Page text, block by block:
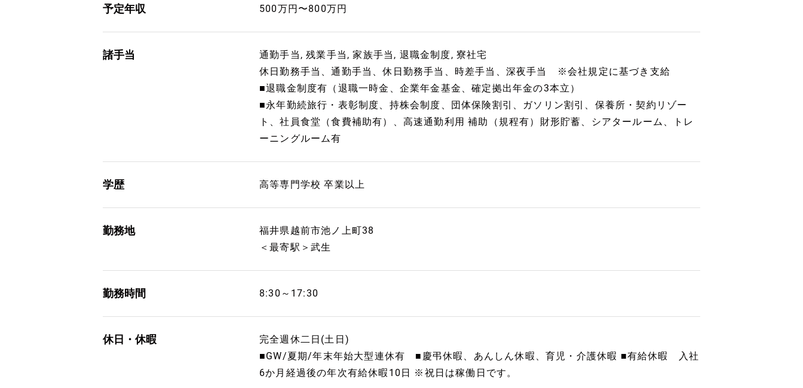
予定年収 500万円〜800万円
諸手当
通勤手当, 残業手当, 家族手当, 退職金制度, 寮社宅
休日勤務手当、通勤手当、休日勤務手当、時差手当、深夜手当 ※会社規定に基づき支給
■退職金制度有（退職一時金、企業年金基金、確定拠出年金の3本立）
■永年勤続旅行・表彰制度、持株会制度、団体保険割引、ガソリン割引、保養所・契約リゾー
ト、社員食堂（食費補助有）、高速通勤利用 補助（規程有）財形貯蓄、シアタールーム、トレ
ーニングルーム有
学歴 高等専門学校 卒業以上
勤務地
福井県越前市池ノ上町38
＜最寄駅＞武生
勤務時間 8:30～17:30
休日・休暇
完全週休二日(土日)
■GW/夏期/年末年始大型連休有 ■慶弔休暇、あんしん休暇、育児・介護休暇 ■有給休暇 入社
6か月経過後の年次有給休暇10日 ※祝日は稼働日です。